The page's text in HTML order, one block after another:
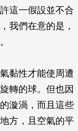
這一假設並不合
我們在意的是，
黏性才能使周遭
轉的球。但也因
漩渦，而且這些
方，且空氣的平